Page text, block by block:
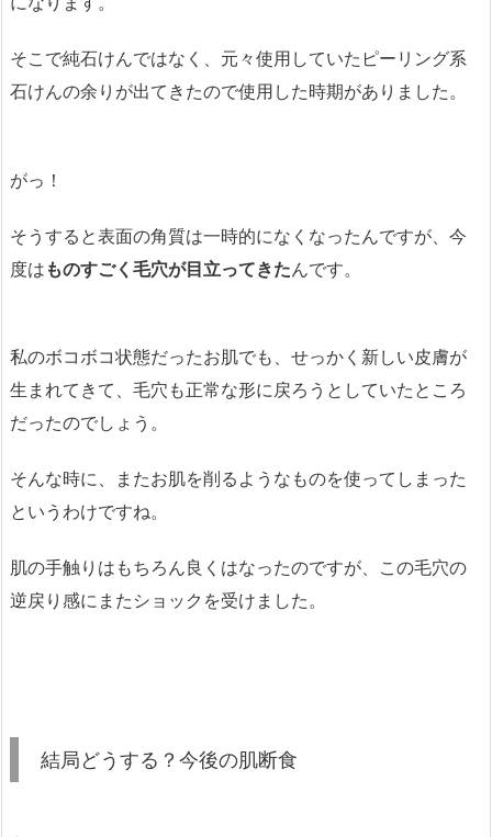
そこで純石けんではなく、元々使用していたピーリング系
石けんの余りが出てきたので使用した時期がありました。
がっ！
そうすると表面の角質は一時的になくなったんですが、今
度は ものすごく毛穴が目立ってきたんです。
私のボコボコ状態だったお肌でも、せっかく新しい皮膚が
生まれてきて、毛穴も正常な形に戻ろうとしていたところ
だったのでしょう。
そんな時に、またお肌を削るようなものを使ってしまった
というわけですね。
肌の手触りはもちろん良くはなったのですが、この毛穴の
逆戻り感にまたショックを受けました。
結局どうする？今後の肌断食